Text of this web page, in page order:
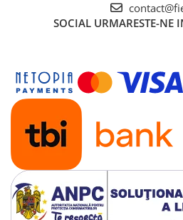
SOCIAL URMARESTE-NE